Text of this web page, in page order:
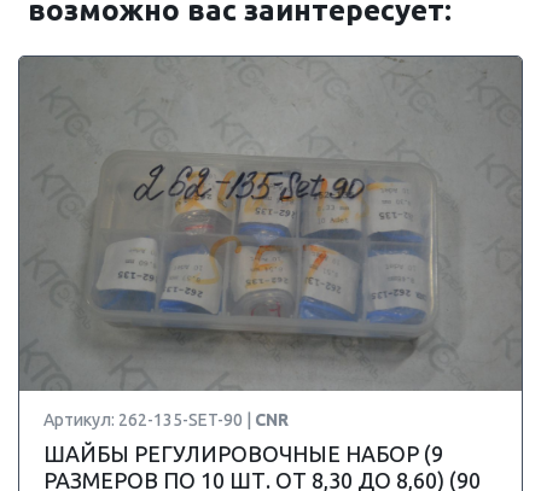
возможно вас заинтересует:
Артикул: 262-135-SET-90 | CNR
ШАЙБЫ РЕГУЛИРОВОЧНЫЕ НАБОР (9
РАЗМЕРОВ ПО 10 ШТ. ОТ 8,30 ДО 8,60) (90